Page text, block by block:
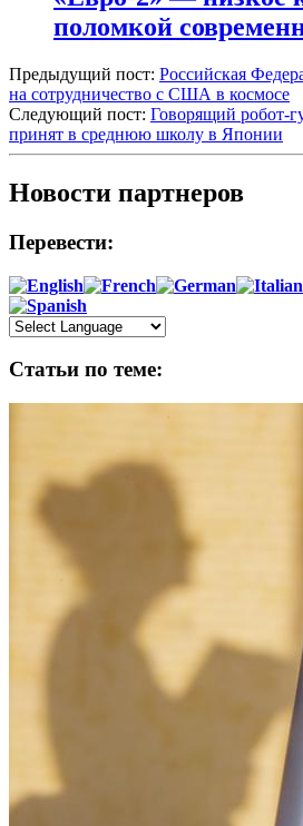
поломкой
Предыдущий пост: Российская
на сотрудничество с США в космосе
Следующий пост: Говорящий робот-
принят в среднюю школу в Японии
Новости партнеров
Перевести:
Статьи по теме: